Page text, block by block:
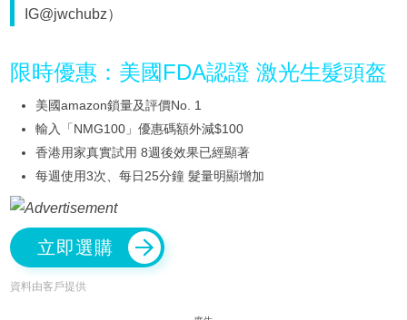
IG@jwchubz）
限時優惠：美國FDA認證 激光生髮頭盔
美國amazon鎖量及評價No. 1
輸入「NMG100」優惠碼額外減$100
香港用家真實試用 8週後效果已經顯著
每週使用3次、每日25分鐘 髮量明顯增加
立即選購
資料由客戶提供